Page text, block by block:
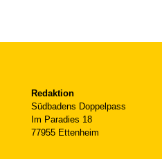
Redaktion
Südbadens Doppelpass
Im Paradies 18
77955 Ettenheim